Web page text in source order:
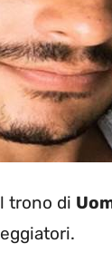
trono di